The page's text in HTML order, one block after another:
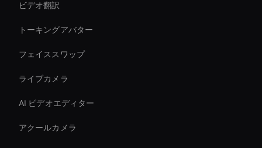
ビデオ翻訳
トーキングアバター
フェイススワップ
ライブカメラ
AI ビデオエディター
アクールカメラ